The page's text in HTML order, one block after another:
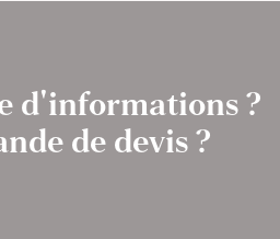
d'informations ?
de devis ?